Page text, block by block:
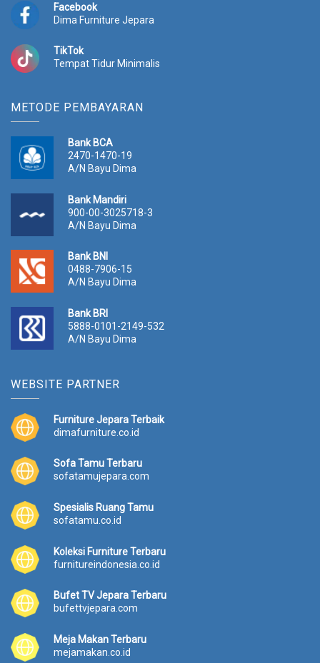
Facebook
Dima Furniture Jepara
TikTok
Tempat Tidur Minimalis
METODE PEMBAYARAN
Bank BCA
2470-1470-19
A/N Bayu Dima
Bank Mandiri
900-00-3025718-3
A/N Bayu Dima
Bank BNI
0488-7906-15
A/N Bayu Dima
Bank BRI
5888-0101-2149-532
A/N Bayu Dima
WEBSITE PARTNER
Furniture Jepara Terbaik
dimafurniture.co.id
Sofa Tamu Terbaru
sofatamujepara.com
Spesialis Ruang Tamu
sofatamu.co.id
Koleksi Furniture Terbaru
furnitureindonesia.co.id
Bufet TV Jepara Terbaru
bufettvjepara.com
Meja Makan Terbaru
mejamakan.co.id